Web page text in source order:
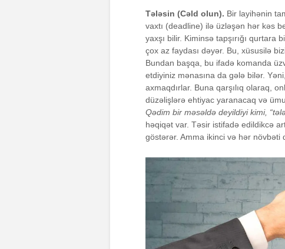
Tələsin (Cəld olun). Bir layihənin
vaxtı (deadline) ilə üzləşən hər kəs
yaxşı bilir. Kiminsə tapşırığı qurtara
çox az faydası dəyər. Bu, xüsusilə
Bundan başqa, bu ifadə komanda
etdiyiniz mənasına da gələ bilər.
axmaqdırlar. Buna qarşılıq olaraq,
düzəlişlərə ehtiyac yaranacaq və
Qədim bir məsəldə deyildiyi kimi,
həqiqət var. Təsir istifadə edildikcə
göstərər. Amma ikinci və hər növbəti